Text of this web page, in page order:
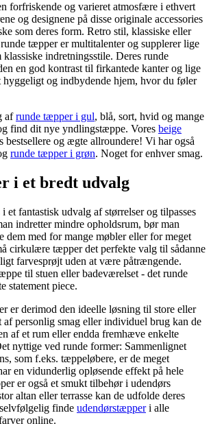
forfriskende og varieret atmosfære i ethvert
og designene på disse originale accessories
som deres form. Retro stil, klassiske eller
tæpper er multitalenter og supplerer lige
klassiske indretningsstile. Deres runde
en god kontrast til firkantede kanter og lige
hyggeligt og indbydende hjem, hvor du føler
afrunde tæpper i gul, blå, sort, hvid og mange
find dit nye yndlingstæppe. Vores beige
bestsellere og ægte allroundere! Vi har også
runde tæpper i grøn. Noget for enhver smag.
i et bredt udvalg
fantastisk udvalg af størrelser og tilpasses
indretter mindre opholdsrum, bør man
dem med for mange møbler eller for meget
cirkulære tæpper det perfekte valg til sådanne
farvesprøjt uden at være påtrængende.
til stuen eller badeværelset - det runde
statement piece.
er derimod den ideelle løsning til store eller
personlig smag eller individuel brug kan de
af et rum eller endda fremhæve enkelte
nyttige ved runde former: Sammenlignet
som f.eks. tæppeløbere, er de meget
en vidunderlig opløsende effekt på hele
er også et smukt tilbehør i udendørs
altan eller terrasse kan de udfolde deres
finde udendørstæpperi alle
online.